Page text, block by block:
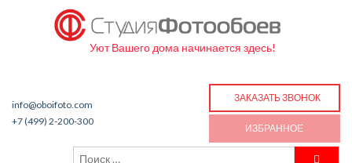
Уют Вашего дома начинается здесь!
info@oboifoto.com
+7 (499) 2-200-300
ЗАКАЗАТЬ ЗВОНОК
ИЗБРАННОЕ